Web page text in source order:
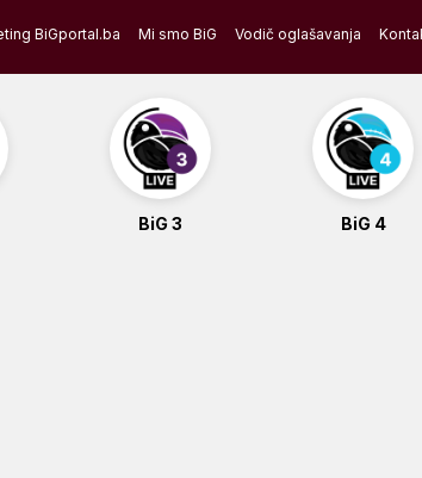
BiGportal.ba Mi smo BiG Vodič oglašavanja
BiG 3 BiG 4